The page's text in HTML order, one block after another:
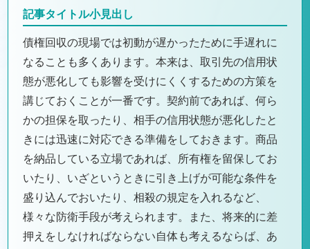
記事タイトル小見出し
債権回収の現場では初動が遅かったために手遅れに
なることも多くあります。本来は、取引先の信用状
態が悪化しても影響を受けにくくするための方策を
講じておくことが一番です。契約前であれば、何ら
かの担保を取ったり、相手の信用状態が悪化したと
きには迅速に対応できる準備をしておきます。商品
を納品している立場であれば、所有権を留保してお
いたり、いざというときに引き上げが可能な条件を
盛り込んでおいたり、相殺の規定を入れるなど、
様々な防衛手段が考えられます。また、将来的に差
押えをしなければならない自体も考えるならば、あ